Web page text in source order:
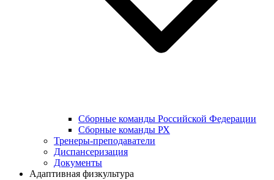
Сборные команды Российской Федерации
Сборные команды РХ
Тренеры-преподаватели
Диспансеризация
Документы
Адаптивная физкультура